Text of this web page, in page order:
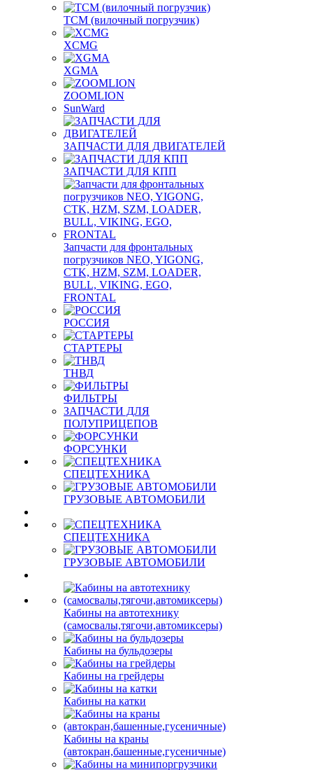
TCM (вилочный погрузчик)
XCMG
XGMA
ZOOMLION
SunWard
ЗАПЧАСТИ ДЛЯ ДВИГАТЕЛЕЙ
ЗАПЧАСТИ ДЛЯ КПП
Запчасти для фронтальных
погрузчиков NEO, YIGONG,
CTK, HZM, SZM, LOADER,
BULL, VIKING, EGO,
FRONTAL
РОССИЯ
СТАРТЕРЫ
ТНВД
ФИЛЬТРЫ
ЗАПЧАСТИ ДЛЯ
ПОЛУПРИЦЕПОВ
ФОРСУНКИ
СПЕЦТЕХНИКА
ГРУЗОВЫЕ АВТОМОБИЛИ
СПЕЦТЕХНИКА
ГРУЗОВЫЕ АВТОМОБИЛИ
Кабины на автотехнику
(самосвалы,тягочи,автомиксеры)
Кабины на бульдозеры
Кабины на грейдеры
Кабины на катки
Кабины на краны
(автокран,башенные,гусеничные)